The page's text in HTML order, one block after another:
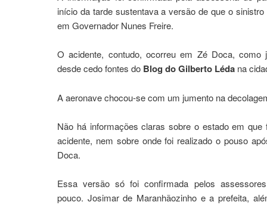
início da tarde sustentava a versão de que o
em Governador Nunes Freire.
O acidente, contudo, ocorreu em Zé Doca, como
desde cedo fontes do Blog do Gilberto Léda na
A aeronave chocou-se com um jumento na
Não há informações claras sobre o estado em
acidente, nem sobre onde foi realizado o pouso
Doca.
Essa versão só foi confirmada pelos
pouco. Josimar de Maranhãozinho e a prefeita,